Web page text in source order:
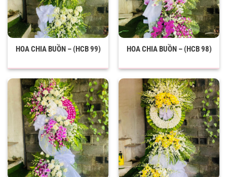
HOA CHIA BUỒN – (HCB 99) HOA CHIA BUỒN – (HCB 98)